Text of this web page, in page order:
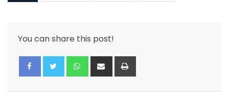
You can share this post!
Whatsapp
Share
via